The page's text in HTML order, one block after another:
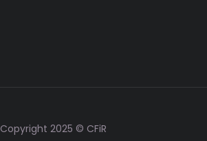
Copyright 2025 © CFiR